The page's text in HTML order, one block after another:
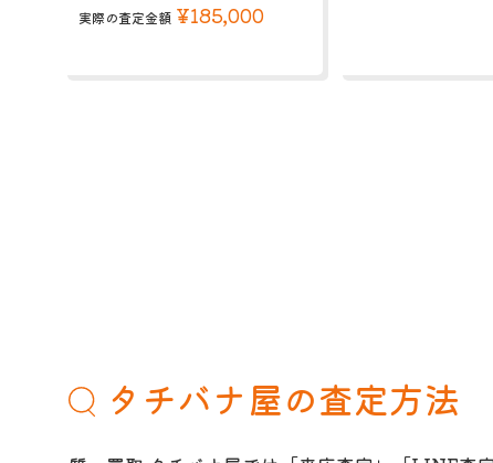
実際の査定金額 ¥185,000
タチバナ屋の査定方法